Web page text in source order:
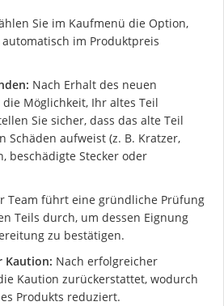
Sie im Kaufmenü die Option,
im Produktpreis
Nach Erhalt des neuen
Möglichkeit, Ihr altes Teil
Sie sicher, dass das alte Teil
Schäden aufweist (z. B. Kratzer,
beschädigte Stecker oder
Team führt eine gründliche Prüfung
Teils durch, um dessen Eignung
zu bestätigen.
Kaution: Nach erfolgreicher
Kaution zurückerstattet, wodurch
Produkts reduziert.